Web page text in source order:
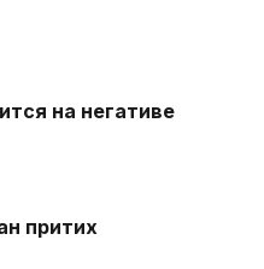
на негативе
притих